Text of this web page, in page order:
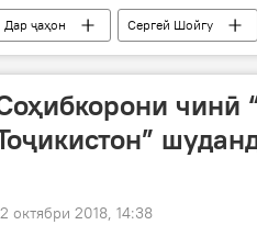
Дар ҷаҳон Сергей Шойгу
чинӣ
октябри 2018, 14:38